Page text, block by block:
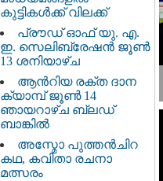
കുട്ടികൾക്ക് വിലക്ക്
പ്രൗഡ് ഓഫ് യു. എ.
ഇ. സെലിബ്രേഷൻ ജൂൺ
13 ശനിയാഴ്ച
ആൻറിയ രക്ത ദാന
ക്യാമ്പ് ജൂൺ 14
ഞായറാഴ്ച ബ്ലഡ്
ബാങ്കിൽ
അസ്മോ പുത്തൻചിറ
കഥ, കവിതാ രചനാ
മത്സരം